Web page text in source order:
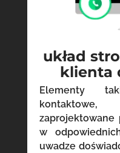
układ
klienta
Elementy
w
uwadze